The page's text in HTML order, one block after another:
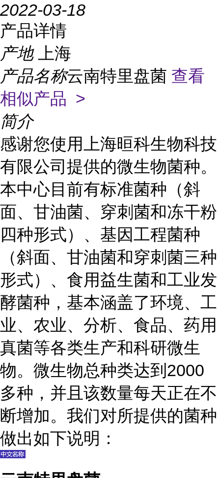
2022-03-18
产品详情
产地
上海
产品名称云南特里盘菌 查看
相似产品 >
简介
感谢您使用上海晅科生物科技
有限公司提供的微生物菌种。
本中心目前有标准菌种（斜
面、甘油菌、穿刺菌和冻干粉
四种形式）、基因工程菌种
（斜面、甘油菌和穿刺菌三种
形式）、食用益生菌和工业发
酵菌种，基本涵盖了环境、工
业、农业、分析、食品、药用
真菌等各类生产和科研微生
物。微生物总种类达到2000
多种，并且该数量每天正在不
断增加。我们对所提供的菌种
做出如下说明：